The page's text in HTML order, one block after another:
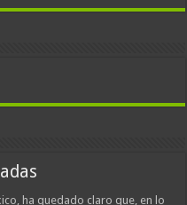
ha quedado claro que, en lo